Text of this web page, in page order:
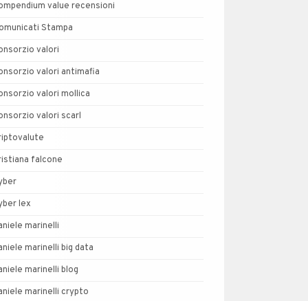
value recensioni
Stampa
valori
valori antimafia
valori mollica
valori scarl
falcone
lex
marinelli
marinelli big data
marinelli blog
marinelli crypto